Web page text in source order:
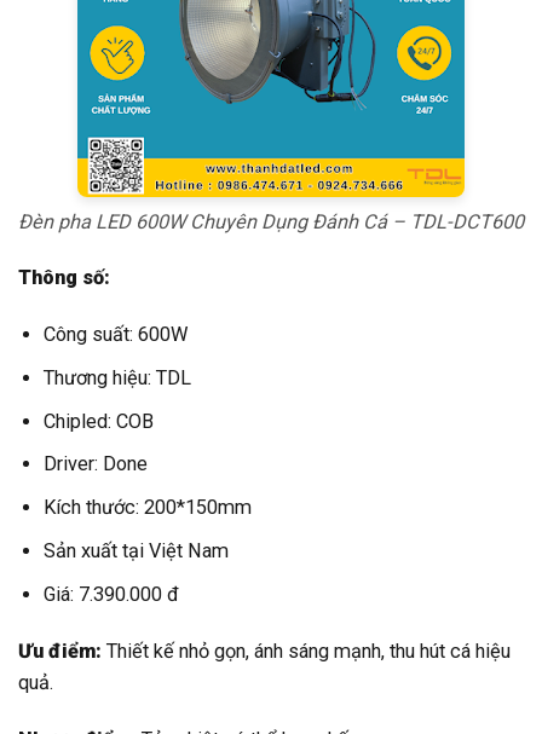
Đèn pha LED 600W Chuyên Dụng Đánh Cá – TDL-DCT600
Thông số:
Công suất: 600W
Thương hiệu: TDL
Chipled: COB
Driver: Done
Kích thước: 200*150mm
Sản xuất tại Việt Nam
Giá: 7.390.000 đ
Ưu điểm: Thiết kế nhỏ gọn, ánh sáng mạnh, thu hút cá hiệu
quả.